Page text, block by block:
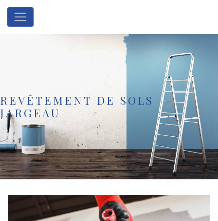
Panneau de gestion des cookies
REVÊTEMENT DE SOLS
JARGEAU